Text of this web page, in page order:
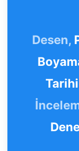
Desen,
Tarihi